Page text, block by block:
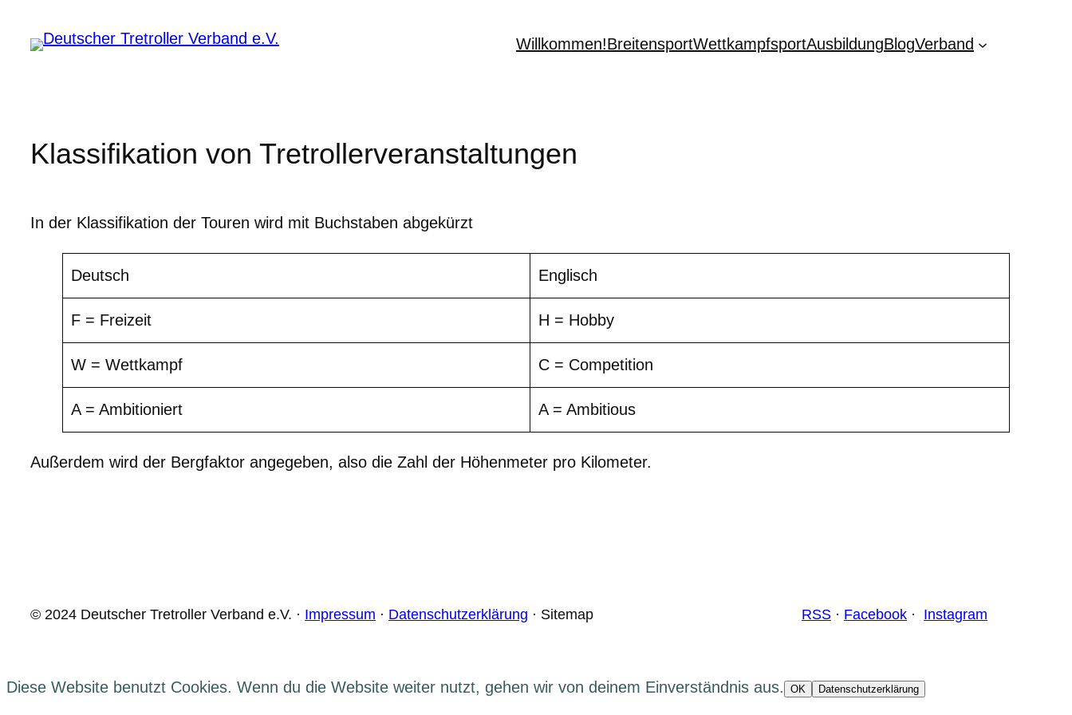
Inhalt
Willkommen!BreitensportWettkampfsportAusbildungBlogVerband
Klassifikation von Tretrollerveranstaltungen
In der Klassifikation der Touren wird mit Buchstaben abgekürzt
Deutsch Englisch
F = Freizeit H = Hobby
W = Wettkampf C = Competition
A = Ambitioniert A = Ambitious
Außerdem wird der Bergfaktor angegeben, also die Zahl der Höhenmeter pro Kilometer.
© 2024 Deutscher Tretroller Verband e.V. · Impressum · Datenschutzerklärung · Sitemap RSS · Facebook · Instagram
Diese Website benutzt Cookies. Wenn du die Website weiter nutzt, gehen wir von deinem Einverständnis aus. OK Datenschutzerklärung